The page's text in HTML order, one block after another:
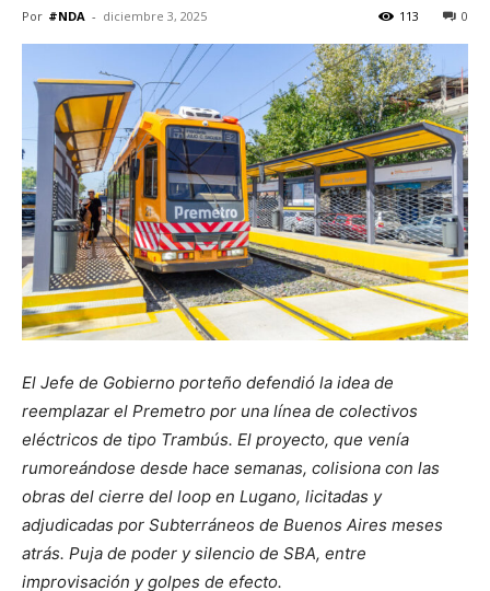
Por #NDA - diciembre 3, 2025 0
113
El Jefe de Gobierno porteño defendió la idea de
reemplazar el Premetro por una línea de colectivos
eléctricos de tipo Trambús. El proyecto, que venía
rumoreándose desde hace semanas, colisiona con las
obras del cierre del loop en Lugano, licitadas y
adjudicadas por Subterráneos de Buenos Aires meses
atrás. Puja de poder y silencio de SBA, entre
improvisación y golpes de efecto.